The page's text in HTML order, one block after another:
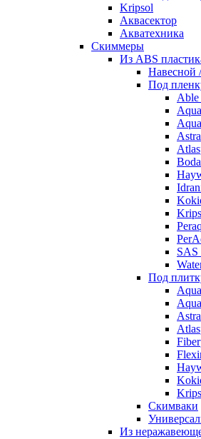
Kripsol
Аквасектор
Акватехника
Скиммеры
Из ABS
Навесной
Под
Able
Boda
SAS
Под
Скимваки
Из